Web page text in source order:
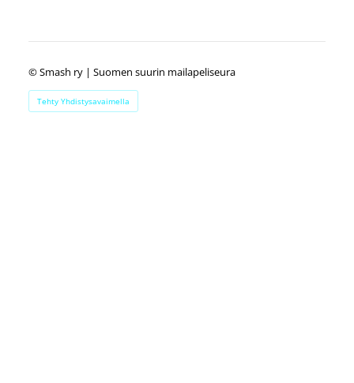
©Smash ry | Suomen suurin mailapeliseura
Tehty Yhdistysavaimella